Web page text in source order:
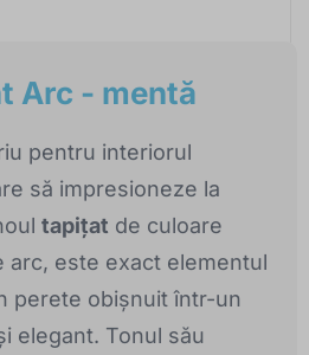
Arc - mentă
pentru interiorul
să impresioneze la
tapițat de culoare
arc, este exact elementul
perete obișnuit într-un
elegant. Tonul său